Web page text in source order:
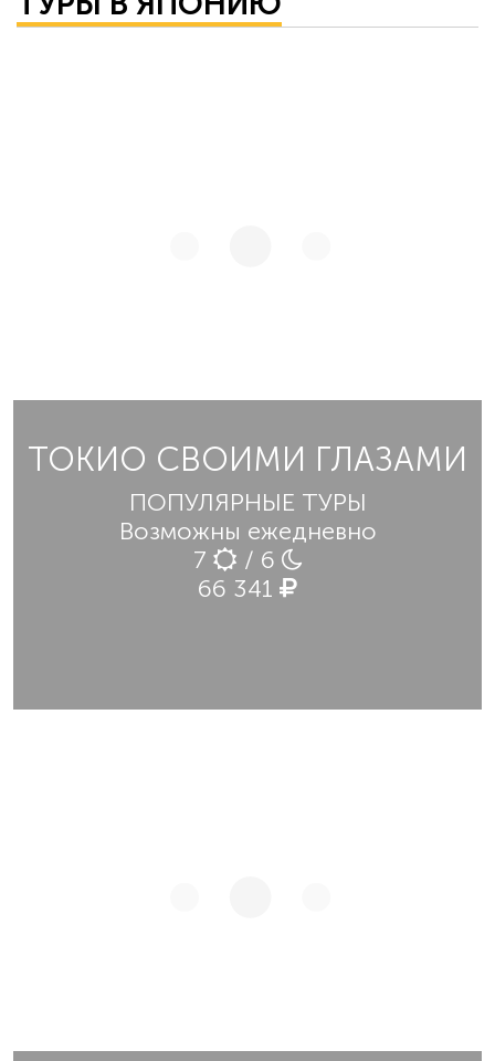
ТОКИО СВОИМИ ГЛАЗАМИ
ПОПУЛЯРНЫЕ ТУРЫ
Возможны ежедневно
7
/ 6
66 341